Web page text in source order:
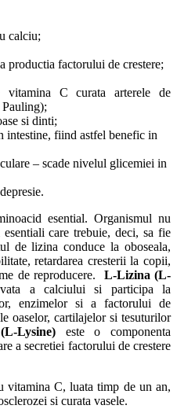
calciu;
productia factorului de crestere;
C curata arterele de
si dinti;
intestine, fiind astfel benefic in
– scade nivelul glicemiei in
esential. Organismul nu
care trebuie, deci, sa fie
de lizina conduce la oboseala,
retardarea cresterii la copii,
de reproducere. L-Lizina (L-
a calciului si participa la
enzimelor si a factorului de
oaselor, cartilajelor si tesuturilor
Lysine) este o componenta
a secretiei factorului de crestere
vitamina C, luata timp de un an,
si curata vasele.